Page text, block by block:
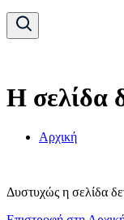
Η σελίδα
Αρχική
Δυστυχώς η σελίδα